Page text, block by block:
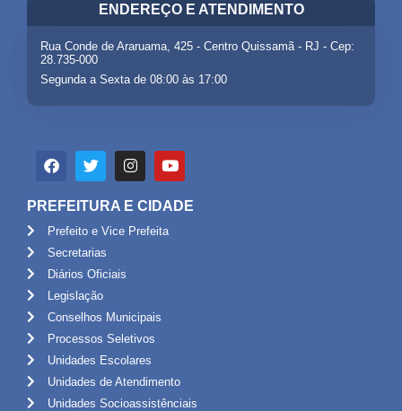
ENDEREÇO E ATENDIMENTO
Rua Conde de Araruama, 425 - Centro Quissamã - RJ - Cep:
28.735-000
Segunda a Sexta de 08:00 às 17:00
PREFEITURA E CIDADE
Prefeito e Vice Prefeita
Secretarias
Diários Oficiais
Legislação
Conselhos Municipais
Processos Seletivos
Unidades Escolares
Unidades de Atendimento
Unidades Socioassistênciais